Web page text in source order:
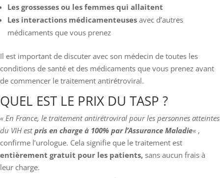
Les grossesses ou les femmes qui allaitent
Les interactions médicamenteuses avec d’autres
médicaments que vous prenez
Il est important de discuter avec son médecin de toutes les
conditions de santé et des médicaments que vous prenez avant
de commencer le traitement antirétroviral.
QUEL EST LE PRIX DU TASP ?
« En France, le traitement antirétroviral pour les personnes atteintes
du VIH estpris en charge à 100% par l’Assurance Maladie« ,
confirme l’urologue. Cela signifie que le traitement est
entièrement gratuit pour les patients, sans aucun frais à
leur charge.